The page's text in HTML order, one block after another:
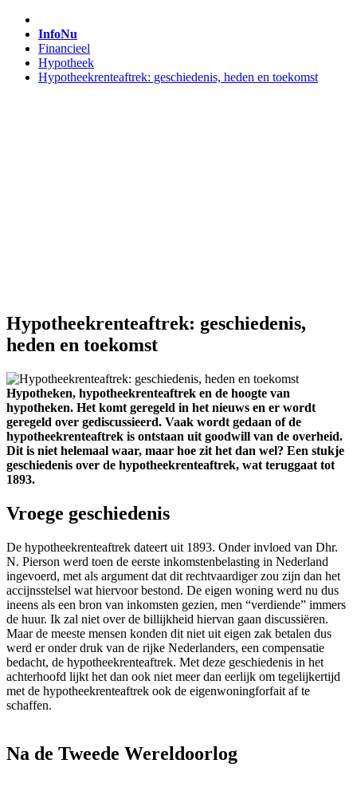
InfoNu
Financieel
Hypotheek
Hypotheekrenteaftrek: geschiedenis, heden en toekomst
Hypotheekrenteaftrek: geschiedenis,
heden en toekomst
Hypotheken, hypotheekrenteaftrek en de hoogte van
hypotheken. Het komt geregeld in het nieuws en er wordt
geregeld over gediscussieerd. Vaak wordt gedaan of de
hypotheekrenteaftrek is ontstaan uit goodwill van de overheid.
Dit is niet helemaal waar, maar hoe zit het dan wel? Een stukje
geschiedenis over de hypotheekrenteaftrek, wat teruggaat tot
1893.
Vroege geschiedenis
De hypotheekrenteaftrek dateert uit 1893. Onder invloed van Dhr.
N. Pierson werd toen de eerste inkomstenbelasting in Nederland
ingevoerd, met als argument dat dit rechtvaardiger zou zijn dan het
accijnsstelsel wat hiervoor bestond. De eigen woning werd nu dus
ineens als een bron van inkomsten gezien, men “verdiende” immers
de huur. Ik zal niet over de billijkheid hiervan gaan discussiëren.
Maar de meeste mensen konden dit niet uit eigen zak betalen dus
werd er onder druk van de rijke Nederlanders, een compensatie
bedacht, de hypotheekrenteaftrek. Met deze geschiedenis in het
achterhoofd lijkt het dan ook niet meer dan eerlijk om tegelijkertijd
met de hypotheekrenteaftrek ook de eigenwoningforfait af te
schaffen.
Na de Tweede Wereldoorlog